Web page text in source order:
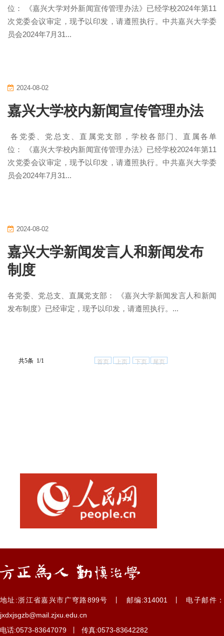
位： 《嘉兴大学对外新闻宣传管理办法》已经学校2024年第11
次党委会议审定，现予以印发，请遵照执行。中共嘉兴大学委
员会2024年7月31...
2024-08-02
嘉兴大学校内新闻宣传管理办法
各党委、党总支、直属党支部，学校各部门、直属各单
位： 《嘉兴大学校内新闻宣传管理办法》已经学校2024年第11
次党委会议审定，现予以印发，请遵照执行。中共嘉兴大学委
员会2024年7月31...
2024-08-02
嘉兴大学新闻发言人和新闻发布
制度
各党委、党总支、直属党支部： 《嘉兴大学新闻发言人和新闻
发布制度》已经审定，现予以印发，请遵照执行。...
共5条 1/1 首页 上页 下页 尾页
地址:浙江省嘉兴市广穹路899号 丨 邮编:314001 丨 电子邮件：
jxdxjsgzb@mail.zjxu.edu.cn
电话:0573-83647079 丨 传真:0573-83642282